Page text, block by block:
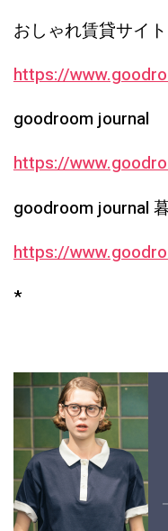
おしゃれ賃貸サイ
https://
goodroom journal
https://
goodroom journal
https://
*